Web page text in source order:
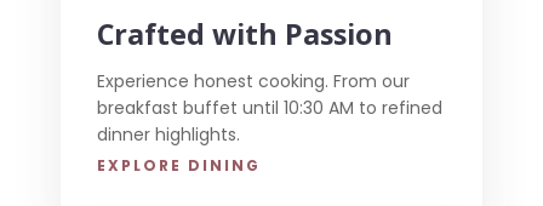
Crafted with Passion
Experience honest cooking. From our
breakfast buffet until 10:30 AM to refined
dinner highlights.
EXPLORE DINING